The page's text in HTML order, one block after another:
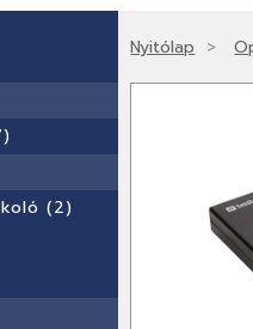
(2)
Nyitólap